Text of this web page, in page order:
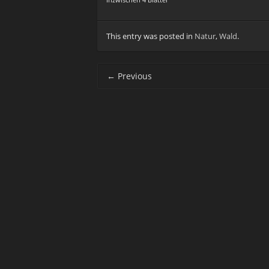
This entry was posted in Natur,Wald.
Post navigation
← Previous